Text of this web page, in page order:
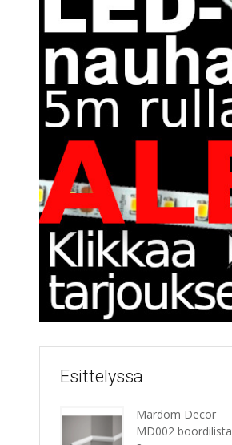
Esittelyssä
Mardom Decor
MD002 boordilista